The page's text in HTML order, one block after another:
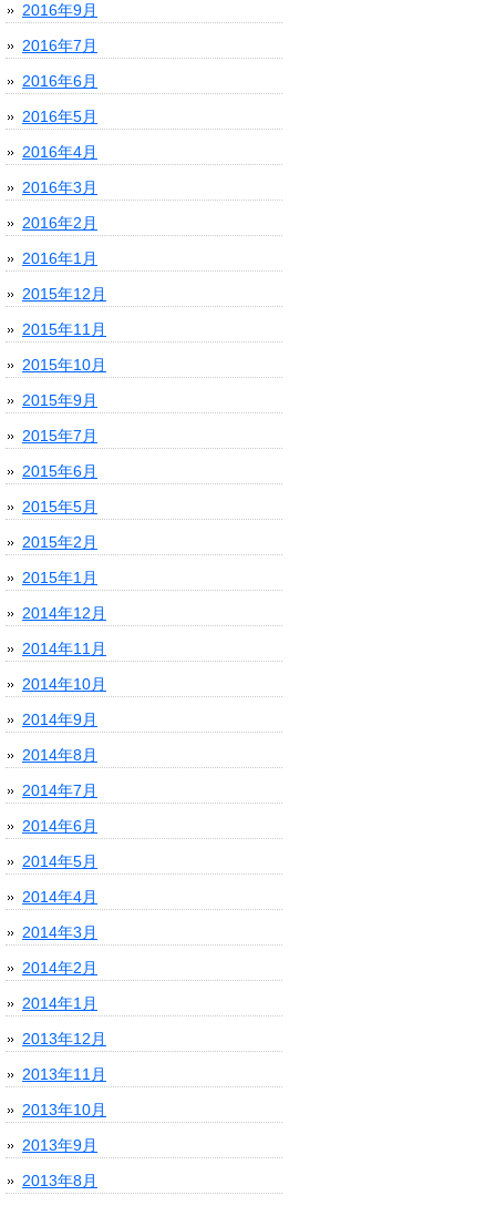
2016年9月
2016年7月
2016年6月
2016年5月
2016年4月
2016年3月
2016年2月
2016年1月
2015年12月
2015年11月
2015年10月
2015年9月
2015年7月
2015年6月
2015年5月
2015年2月
2015年1月
2014年12月
2014年11月
2014年10月
2014年9月
2014年8月
2014年7月
2014年6月
2014年5月
2014年4月
2014年3月
2014年2月
2014年1月
2013年12月
2013年11月
2013年10月
2013年9月
2013年8月